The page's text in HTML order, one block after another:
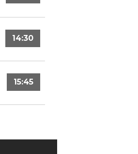
14:30
15:45